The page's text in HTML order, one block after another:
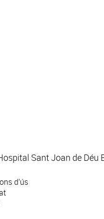
Sant Joan de Déu
d’ús